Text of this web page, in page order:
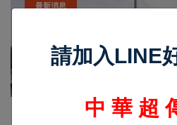
最新消息
181
請加入LINE
中 華 超